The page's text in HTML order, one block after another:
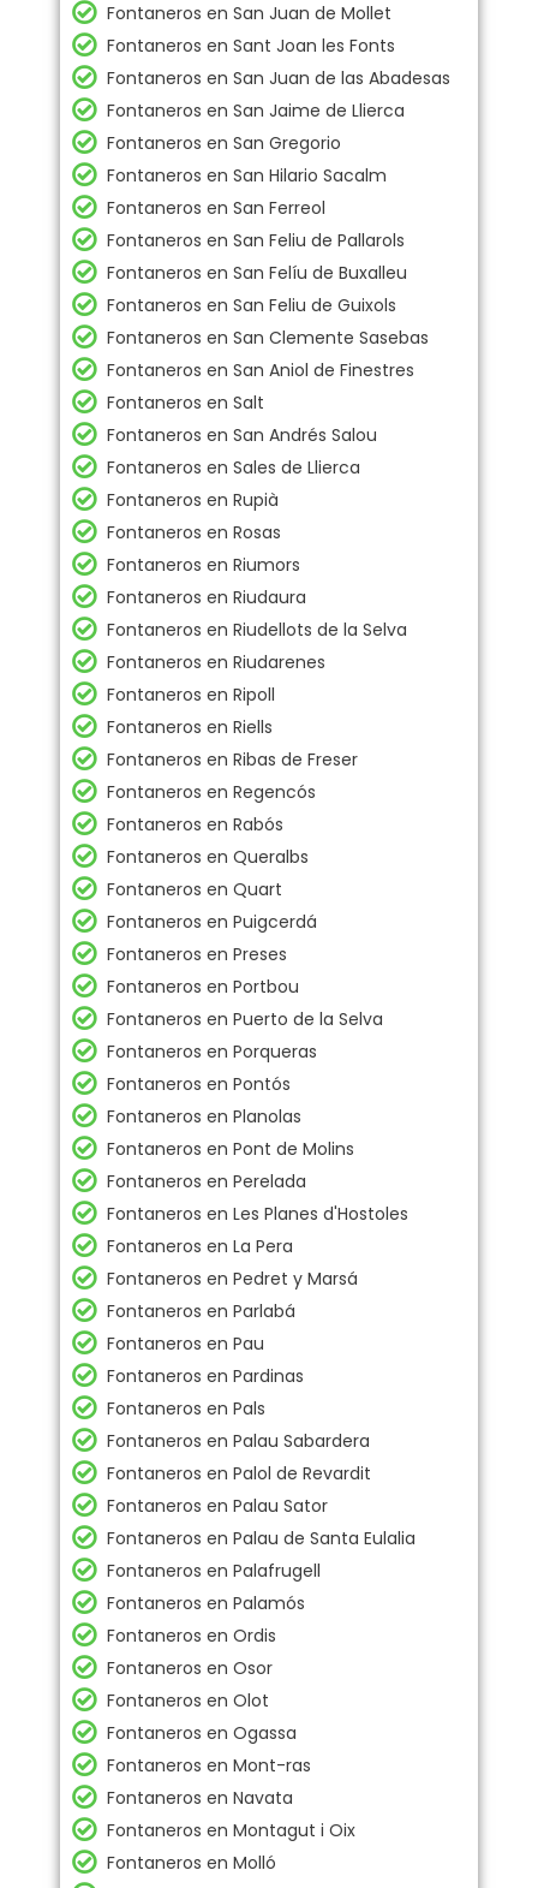
Fontaneros en San Juan de Mollet
Fontaneros en Sant Joan les Fonts
Fontaneros en San Juan de las Abadesas
Fontaneros en San Jaime de Llierca
Fontaneros en San Gregorio
Fontaneros en San Hilario Sacalm
Fontaneros en San Ferreol
Fontaneros en San Feliu de Pallarols
Fontaneros en San Felíu de Buxalleu
Fontaneros en San Feliu de Guixols
Fontaneros en San Clemente Sasebas
Fontaneros en San Aniol de Finestres
Fontaneros en Salt
Fontaneros en San Andrés Salou
Fontaneros en Sales de Llierca
Fontaneros en Rupià
Fontaneros en Rosas
Fontaneros en Riumors
Fontaneros en Riudaura
Fontaneros en Riudellots de la Selva
Fontaneros en Riudarenes
Fontaneros en Ripoll
Fontaneros en Riells
Fontaneros en Ribas de Freser
Fontaneros en Regencós
Fontaneros en Rabós
Fontaneros en Queralbs
Fontaneros en Quart
Fontaneros en Puigcerdá
Fontaneros en Preses
Fontaneros en Portbou
Fontaneros en Puerto de la Selva
Fontaneros en Porqueras
Fontaneros en Pontós
Fontaneros en Planolas
Fontaneros en Pont de Molins
Fontaneros en Perelada
Fontaneros en Les Planes d'Hostoles
Fontaneros en La Pera
Fontaneros en Pedret y Marsá
Fontaneros en Parlabá
Fontaneros en Pau
Fontaneros en Pardinas
Fontaneros en Pals
Fontaneros en Palau Sabardera
Fontaneros en Palol de Revardit
Fontaneros en Palau Sator
Fontaneros en Palau de Santa Eulalia
Fontaneros en Palafrugell
Fontaneros en Palamós
Fontaneros en Ordis
Fontaneros en Osor
Fontaneros en Olot
Fontaneros en Ogassa
Fontaneros en Mont-ras
Fontaneros en Navata
Fontaneros en Montagut i Oix
Fontaneros en Molló